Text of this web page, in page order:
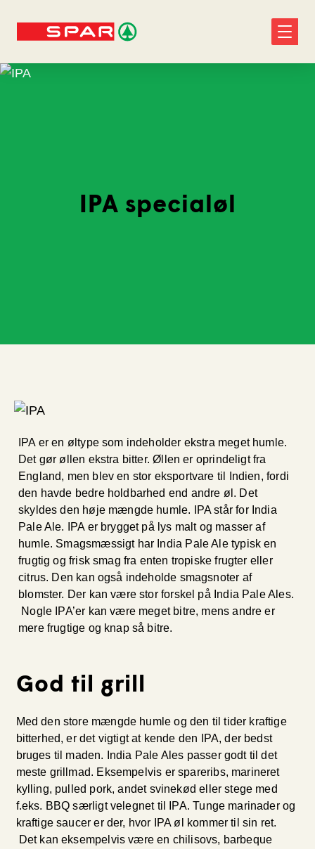
IPA specialøl
IPA er en øltype som indeholder ekstra meget humle.
Det gør øllen ekstra bitter. Øllen er oprindeligt fra
England, men blev en stor eksportvare til Indien, fordi
den havde bedre holdbarhed end andre øl. Det
skyldes den høje mængde humle. IPA står for India
Pale Ale. IPA er brygget på lys malt og masser af
humle. Smagsmæssigt har India Pale Ale typisk en
frugtig og frisk smag fra enten tropiske frugter eller
citrus. Den kan også indeholde smagsnoter af
blomster. Der kan være stor forskel på India Pale Ales.
Nogle IPA’er kan være meget bitre, mens andre er
mere frugtige og knap så bitre.
God til grill
Med den store mængde humle og den til tider kraftige
bitterhed, er det vigtigt at kende den IPA, der bedst
bruges til maden. India Pale Ales passer godt til det
meste grillmad. Eksempelvis er spareribs, marineret
kylling, pulled pork, andet svinekød eller stege med
f.eks. BBQ særligt velegnet til IPA. Tunge marinader og
kraftige saucer er der, hvor IPA øl kommer til sin ret.
Det kan eksempelvis være en chilisovs, barbeque